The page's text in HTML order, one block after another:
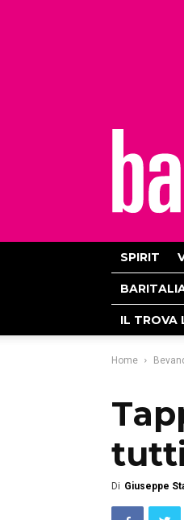
SPIRIT
IL TROVA
Home
Di Giuseppe